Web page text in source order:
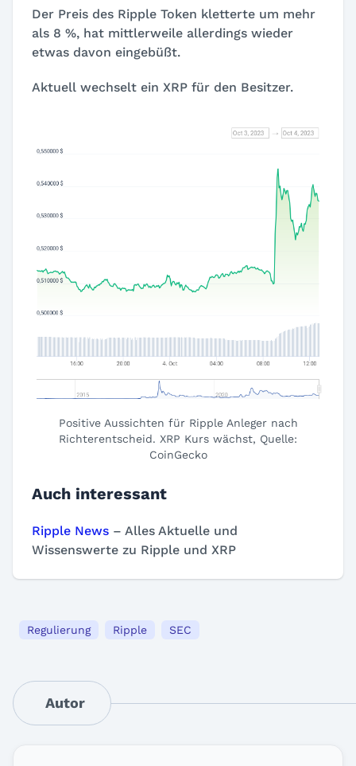
Der Preis des Ripple Token kletterte um mehr
als 8 %, hat mittlerweile allerdings wieder
etwas davon eingebüßt.
Aktuell wechselt ein XRP für den Besitzer.
Positive Aussichten für Ripple Anleger nach
Richterentscheid. XRP Kurs wächst, Quelle:
CoinGecko
Auch interessant
Ripple News – Alles Aktuelle und
Wissenswerte zu Ripple und XRP
Regulierung Ripple SEC
Autor